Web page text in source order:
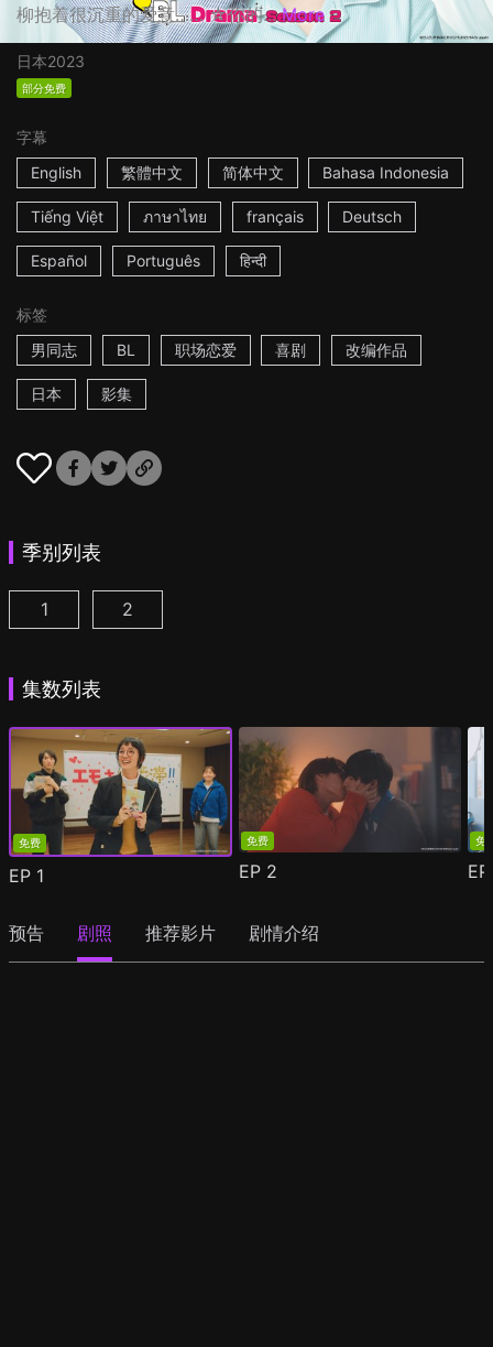
柳抱着很沉重的爱意…… ☆你的... More
日本2023
部分免费
字幕
English
繁體中文 简体中文 Bahasa Indonesia
Tiếng Việt ภาษาไทย français Deutsch
Español Português हिन्दी
标签
男同志
BL 职场恋爱 喜剧 改编作品
日本 影集
季别列表
我成为BL剧的主角了 第1集
1 我成为BL剧的主角了 第2季 第1集
2
集数列表
免费
EP 1
免费
EP 2
免
预告 剧照 推荐影片 剧情介绍